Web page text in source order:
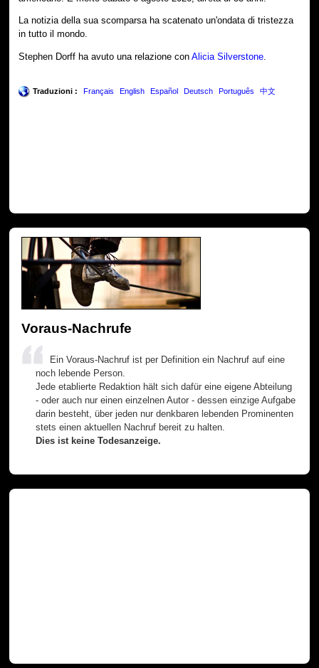
La notizia della sua scomparsa ha scatenato un'ondata di tristezza
in tutto il mondo.
Stephen Dorff ha avuto una relazione conAlicia Silverstone.
Traduzioni : Français English Español Deutsch Português 中文
Voraus-Nachrufe
Ein Voraus-Nachruf ist per Definition ein Nachruf auf eine
noch lebende Person.
Jede etablierte Redaktion hält sich dafür eine eigene Abteilung
- oder auch nur einen einzelnen Autor - dessen einzige Aufgabe
darin besteht, über jeden nur denkbaren lebenden Prominenten
stets einen aktuellen Nachruf bereit zu halten.
Dies ist keine Todesanzeige.